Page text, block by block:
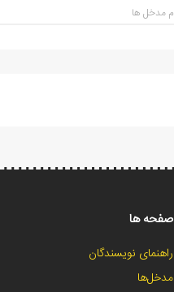
صفحه ها
راهنمای نویسندگان
مدخل‌ها